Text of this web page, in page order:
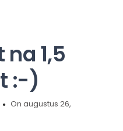
na 1,5
:-)
On augustus 26,